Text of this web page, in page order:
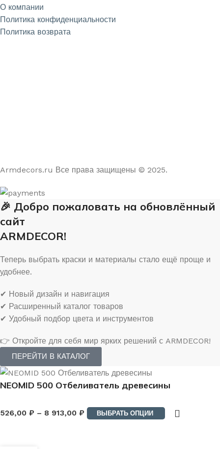
О компании
Политика конфиденциальности
Политика возврата
Armdecors.ru Все права защищены © 2025. ​
🎉 Добро пожаловать на обновлённый
сайт
ARMDECOR!
Теперь выбрать краски и материалы стало ещё проще и
удобнее.
✔ Новый дизайн и навигация
✔ Расширенный каталог товаров
✔ Удобный подбор цвета и инструментов
👉 Откройте для себя мир ярких решений с ARMDECOR!
ПЕРЕЙТИ В КАТАЛОГ
NEOMID 500 Отбеливатель древесины
526,00 ₽ – 8 913,00 ₽ ВЫБРАТЬ ОПЦИИ